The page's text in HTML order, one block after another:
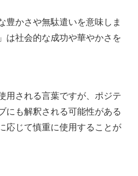
豊かさや無駄遣いを意味しま
は社会的な成功や華やかさを
用される言葉ですが、ポジテ
にも解釈される可能性がある
応じて慎重に使用することが